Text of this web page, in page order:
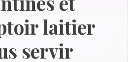
laitier
servir